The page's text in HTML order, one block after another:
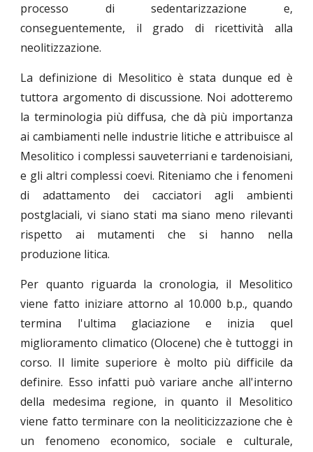
processo di sedentarizzazione e,
conseguentemente, il grado di ricettività alla
neolitizzazione.
La definizione di Mesolitico è stata dunque ed è
tuttora argomento di discussione. Noi adotteremo
la terminologia più diffusa, che dà più importanza
ai cambiamenti nelle industrie litiche e attribuisce al
Mesolitico i complessi sauveterriani e tardenoisiani,
e gli altri complessi coevi. Riteniamo che i fenomeni
di adattamento dei cacciatori agli ambienti
postglaciali, vi siano stati ma siano meno rilevanti
rispetto ai mutamenti che si hanno nella
produzione litica.
Per quanto riguarda la cronologia, il Mesolitico
viene fatto iniziare attorno al 10.000 b.p., quando
termina l'ultima glaciazione e inizia quel
miglioramento climatico (Olocene) che è tuttoggi in
corso. Il limite superiore è molto più difficile da
definire. Esso infatti può variare anche all'interno
della medesima regione, in quanto il Mesolitico
viene fatto terminare con la neoliticizzazione che è
un fenomeno economico, sociale e culturale,